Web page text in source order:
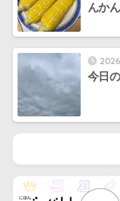
んか
今日の